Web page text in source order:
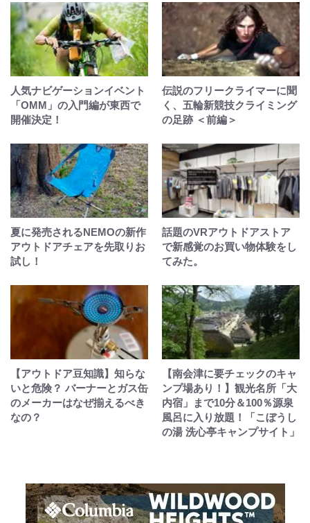
人気ナビゲーションイベント
「OMM」の入門編が東西で
開催決定！
伝説のフリークライマーに聞
く、五輪新競技クライミング
の足跡 ＜前編＞
夏に発売されるNEMOの新作
アウトドアチェアを先取りお
試し！
話題のVRアウトドアストア
で新感覚のお買い物体験をし
てみた。
【アウトドア豆知識】知らな
いと危険？ バーナーとガス缶
のメーカーはなぜ揃えるべき
なの？
【南会津に要チェックのキャ
ンプ場あり！】観光名所「大
内宿」まで10分＆100％源泉
風呂に入り放題！「こぼうし
の湯 洗心亭キャンプサイト」